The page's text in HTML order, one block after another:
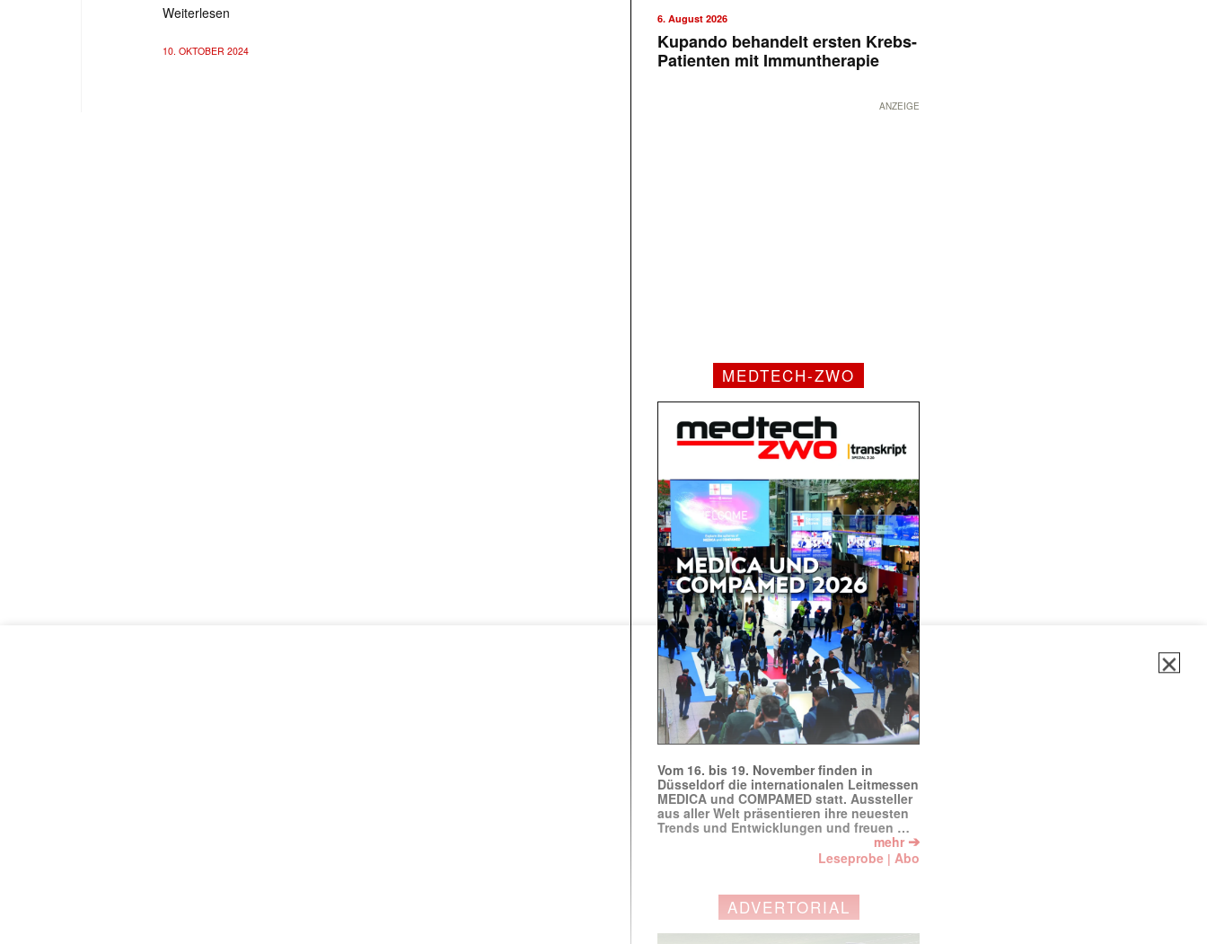
Weiterlesen
10. OKTOBER 2024
6. August 2026
Kupando behandelt ersten Krebs-
Patienten mit Immuntherapie
ANZEIGE
MEDTECH-ZWO
Vom 16. bis 19. November finden in
Düsseldorf die internationalen Leitmessen
MEDICA und COMPAMED statt. Aussteller
aus aller Welt präsentieren ihre neuesten
Trends und Entwicklungen und freuen …
mehr ➔
Leseprobe | Abo
ADVERTORIAL